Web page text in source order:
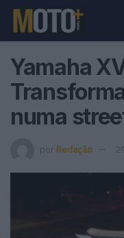
Yamaha
numa
por Redação